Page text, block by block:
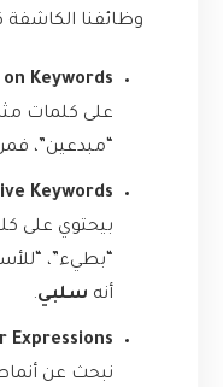
وظائفنا الكاشفة
Keywords:
على كلمات مثل
“مبدعين”،
Keywords:
بيحتوي على
“بطيء”،
أنه سلبي.
Expressions:
نبحث عن